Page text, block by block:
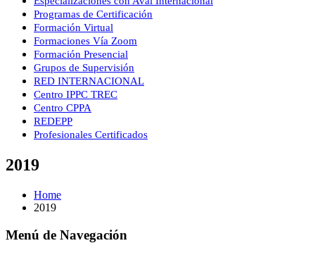
Programas de Certificación
Formación Virtual
Formaciones Vía Zoom
Formación Presencial
Grupos de Supervisión
RED INTERNACIONAL
Centro IPPC TREC
Centro CPPA
REDEPP
Profesionales Certificados
2019
Home
2019
Menú de Navegación